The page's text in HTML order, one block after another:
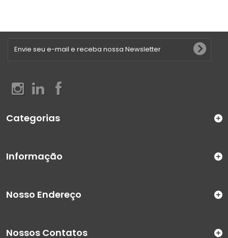
Categorias
Informação
Nosso Endereço
Nossos Contatos